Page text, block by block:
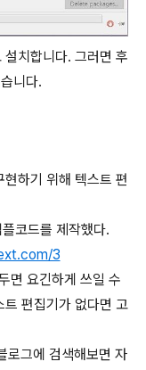
치합니다. 그러면 후
니다.
하기 위해 텍스트 편
코드를 제작했다.
3
면 요긴하게 쓰일 수
트 편집기가 없다면 고
로그에 검색해보면 자